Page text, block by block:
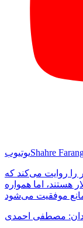
یوتیوبShahre
را روایت می‌کند که
هستند، اما همواره
مصطفی احمدی